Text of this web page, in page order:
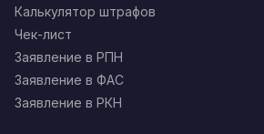
Калькулятор штрафов
Чек-лист
Заявление в РПН
Заявление в ФАС
Заявление в РКН